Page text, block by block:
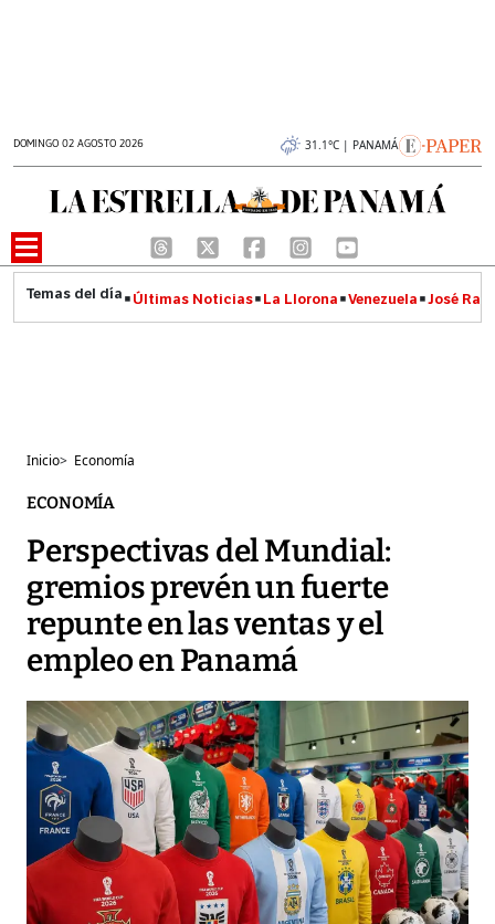
DOMINGO 02 AGOSTO 2026 31.1°C | PANAMÁ
Últimas Noticias La Llorona Venezuela José
Inicio> Economía
ECONOMÍA
Perspectivas del Mundial:
gremios prevén un fuerte
repunte en las ventas y el
empleo en Panamá